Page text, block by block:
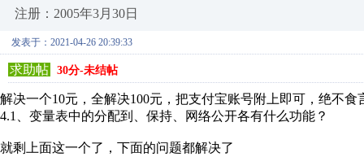
注册：2005年3月30日
发表于：2021-04-26 20:39:33
求助帖 30分-未结帖
解决一个10元，全解决100元，把支付宝账号附上即可，绝不食
4.1、变量表中的分配到、保持、网络公开各有什么功能？
就剩上面这一个了，下面的问题都解决了